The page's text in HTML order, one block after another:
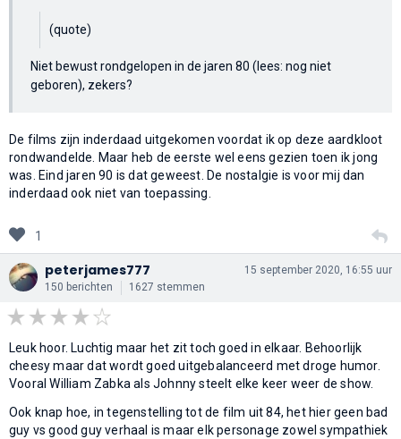
(quote)
Niet bewust rondgelopen in de jaren 80 (lees: nog niet
geboren), zekers?
De films zijn inderdaad uitgekomen voordat ik op deze aardkloot
rondwandelde. Maar heb de eerste wel eens gezien toen ik jong
was. Eind jaren 90 is dat geweest. De nostalgie is voor mij dan
inderdaad ook niet van toepassing.
1
peterjames777
150 berichten 1627 stemmen
15 september 2020, 16:55 uur
Leuk hoor. Luchtig maar het zit toch goed in elkaar. Behoorlijk
cheesy maar dat wordt goed uitgebalanceerd met droge humor.
Vooral William Zabka als Johnny steelt elke keer weer de show.
Ook knap hoe, in tegenstelling tot de film uit 84, het hier geen bad
guy vs good guy verhaal is maar elk personage zowel sympathiek